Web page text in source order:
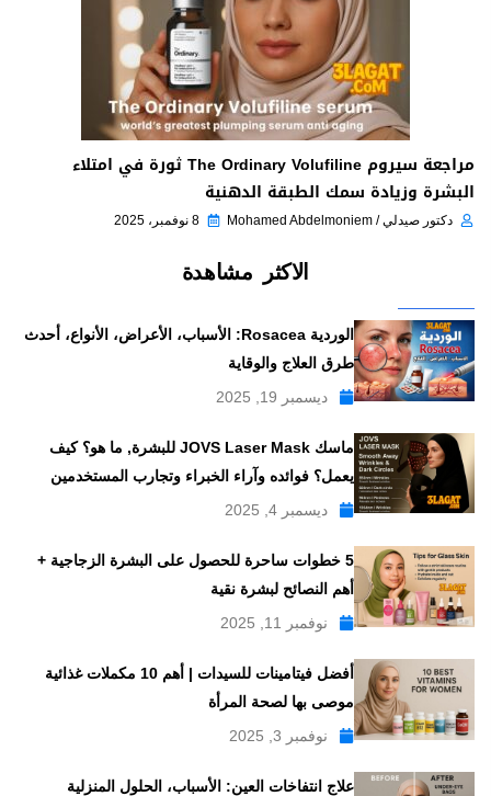
مراجعة سيروم The Ordinary Volufiline ثورة في امتلاء
البشرة وزيادة سمك الطبقة الدهنية
دكتور صيدلي / Mohamed Abdelmoniem 8 نوفمبر، 2025
الاكثر مشاهدة
الوردية Rosacea: الأسباب، الأعراض، الأنواع، أحدث
طرق العلاج والوقاية
ديسمبر 19, 2025
ماسك JOVS Laser Mask للبشرة, ما هو؟ كيف
يعمل؟ فوائده وآراء الخبراء وتجارب المستخدمين
ديسمبر 4, 2025
5 خطوات ساحرة للحصول على البشرة الزجاجية +
أهم النصائح لبشرة نقية
نوفمبر 11, 2025
أفضل فيتامينات للسيدات | أهم 10 مكملات غذائية
موصى بها لصحة المرأة
نوفمبر 3, 2025
علاج انتفاخات العين: الأسباب، الحلول المنزلية